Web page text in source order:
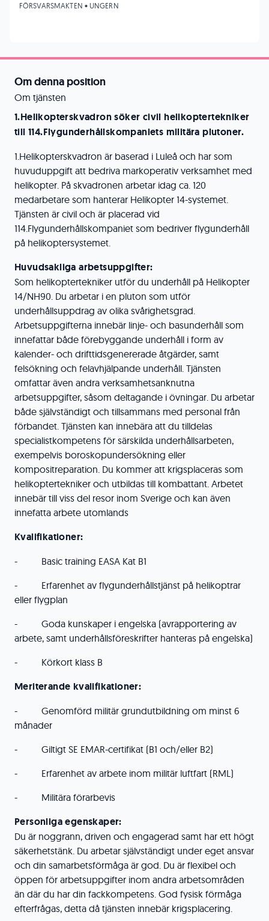
Om denna position
Om tjänsten
1.Helikopterskvadron söker civil helikoptertekniker
till 114.Flygunderhållskompaniets militära plutoner.
1.Helikopterskvadron är baserad i Luleå och har som
huvuduppgift att bedriva markoperativ verksamhet med
helikopter. På skvadronen arbetar idag ca. 120
medarbetare som hanterar Helikopter 14-systemet.
Tjänsten är civil och är placerad vid
114.Flygunderhållskompaniet som bedriver flygunderhåll
på helikoptersystemet.
Huvudsakliga arbetsuppgifter:
Som helikoptertekniker utför du underhåll på Helikopter
14/NH90. Du arbetar i en pluton som utför
underhållsuppdrag av olika svårighetsgrad.
Arbetsuppgifterna innebär linje- och basunderhåll som
innefattar både förebyggande underhåll i form av
kalender- och drifttidsgenererade åtgärder, samt
felsökning och felavhjälpande underhåll. Tjänsten
omfattar även andra verksamhetsanknutna
arbetsuppgifter, såsom deltagande i övningar. Du arbetar
både självständigt och tillsammans med personal från
förbandet. Tjänsten kan innebära att du tilldelas
specialistkompetens för särskilda underhållsarbeten,
exempelvis boroskopundersökning eller
kompositreparation. Du kommer att krigsplaceras som
helikoptertekniker och utbildas till kombattant. Arbetet
innebär till viss del resor inom Sverige och kan även
innefatta arbete utomlands
Kvalifikationer:
- Basic training EASA Kat B1
- Erfarenhet av flygunderhållstjänst på helikoptrar
eller flygplan
- Goda kunskaper i engelska (avrapportering av
arbete, samt underhållsföreskrifter hanteras på engelska)
- Körkort klass B
Meriterande kvalifikationer:
- Genomförd militär grundutbildning om minst 6
månader
- Giltigt SE EMAR-certifikat (B1 och/eller B2)
- Erfarenhet av arbete inom militär luftfart (RML)
- Militära förarbevis
Personliga egenskaper:
Du är noggrann, driven och engagerad samt har ett högt
säkerhetstänk. Du arbetar självständigt under eget ansvar
och din samarbetsförmåga är god. Du är flexibel och
öppen för arbetsuppgifter inom andra arbetsområden
än där du har din fackkompetens. God fysisk förmåga
efterfrågas, detta då tjänsten innebär krigsplacering.
FÖRSVARSMAKTEN • UNGERN